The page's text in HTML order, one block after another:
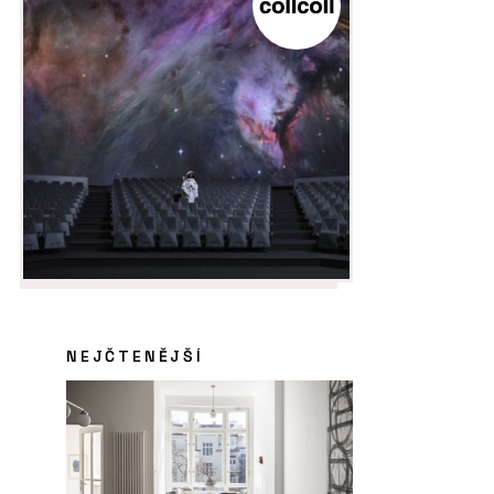
NEJČTENĚJŠÍ